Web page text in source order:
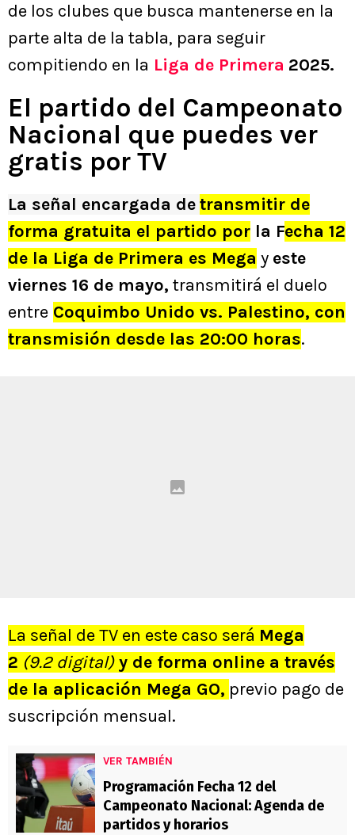
de los clubes que busca mantenerse en la
parte alta de la tabla, para seguir
compitiendo en la Liga de Primera 2025.
El partido del Campeonato
Nacional que puedes ver
gratis por TV
La señal encargada detransmitir de
forma gratuita el partido por la Fecha 12
de la Liga de Primera es Mega y este
viernes 16 de mayo, transmitirá el duelo
entre Coquimbo Unido vs. Palestino, con
transmisión desde las 20:00 horas.
La señal de TV en este caso será Mega
2 (9.2 digital)y de forma online a través
de la aplicación Mega GO, previo pago de
suscripción mensual.
VER TAMBIÉN
Programación Fecha 12 del
Campeonato Nacional: Agenda de
partidos y horarios